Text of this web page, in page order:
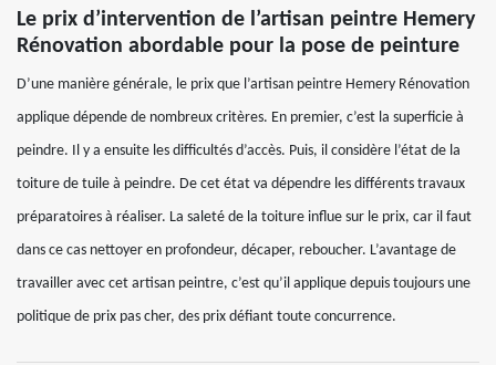
Le prix d’intervention de l’artisan peintre Hemery
Rénovation abordable pour la pose de peinture
D’une manière générale, le prix que l’artisan peintre Hemery Rénovation
applique dépende de nombreux critères. En premier, c’est la superficie à
peindre. Il y a ensuite les difficultés d’accès. Puis, il considère l’état de la
toiture de tuile à peindre. De cet état va dépendre les différents travaux
préparatoires à réaliser. La saleté de la toiture influe sur le prix, car il faut
dans ce cas nettoyer en profondeur, décaper, reboucher. L’avantage de
travailler avec cet artisan peintre, c’est qu’il applique depuis toujours une
politique de prix pas cher, des prix défiant toute concurrence.